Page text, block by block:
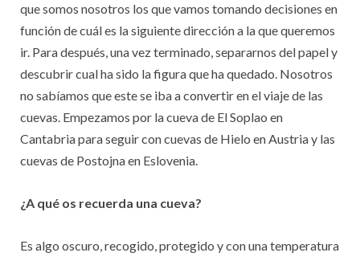
que somos nosotros los que vamos tomando decisiones en
función de cuál es la siguiente dirección a la que queremos
ir. Para después, una vez terminado, separarnos del papel y
descubrir cual ha sido la figura que ha quedado. Nosotros
no sabíamos que este se iba a convertir en el viaje de las
cuevas. Empezamos por la cueva de El Soplao en
Cantabria para seguir con cuevas de Hielo en Austria y las
cuevas de Postojna en Eslovenia.
¿A qué os recuerda una cueva?
Es algo oscuro, recogido, protegido y con una temperatura